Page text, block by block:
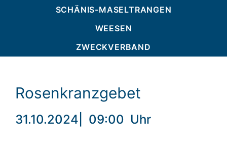
SCHÄNIS-MASELTRANGEN
WEESEN
ZWECKVERBAND
Rosenkranzgebet
31.10.2024 09:00 Uhr